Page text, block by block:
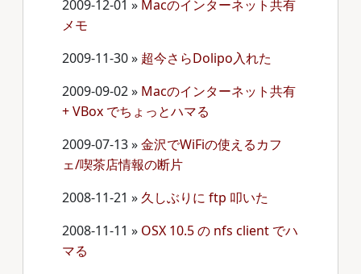
2009-12-01 » Macのインターネット共有
メモ
2009-11-30» 超今さらDolipo入れた
2009-09-02» Macのインターネット共有
+ VBox でちょっとハマる
2009-07-13»金沢でWiFiの使えるカフ
ェ/喫茶店情報の断片
2008-11-21 » 久しぶりに ftp 叩いた
2008-11-11 » OSX 10.5 の nfs client でハ
マる